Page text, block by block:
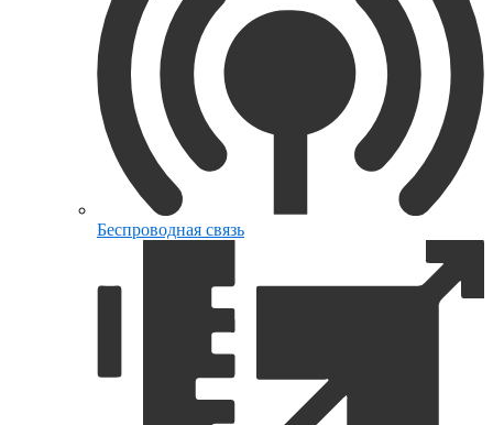
Беспроводная связь